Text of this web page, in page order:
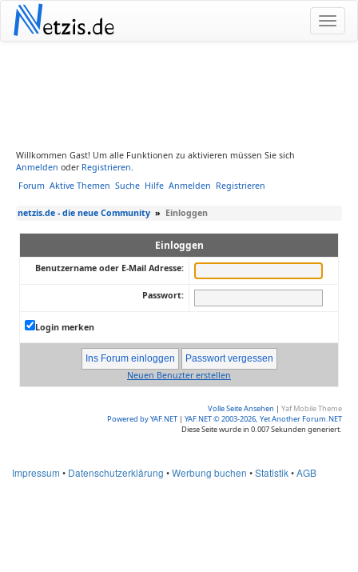
Netzis.de
Willkommen Gast! Um alle Funktionen zu aktivieren müssen Sie sich
Anmelden oder Registrieren.
Forum Aktive Themen Suche Hilfe Anmelden Registrieren
netzis.de - die neue Community » Einloggen
Einloggen
Benutzername oder E-Mail Adresse:
Passwort:
Login merken
Neuen Benuzter erstellen
Volle Seite Ansehen | Yaf Mobile Theme
Powered by YAF.NET | YAF.NET © 2003-2026, Yet Another Forum.NET
Diese Seite wurde in 0.007 Sekunden generiert.
Impressum • Datenschutzerklärung •Werbung buchen •Statistik•AGB